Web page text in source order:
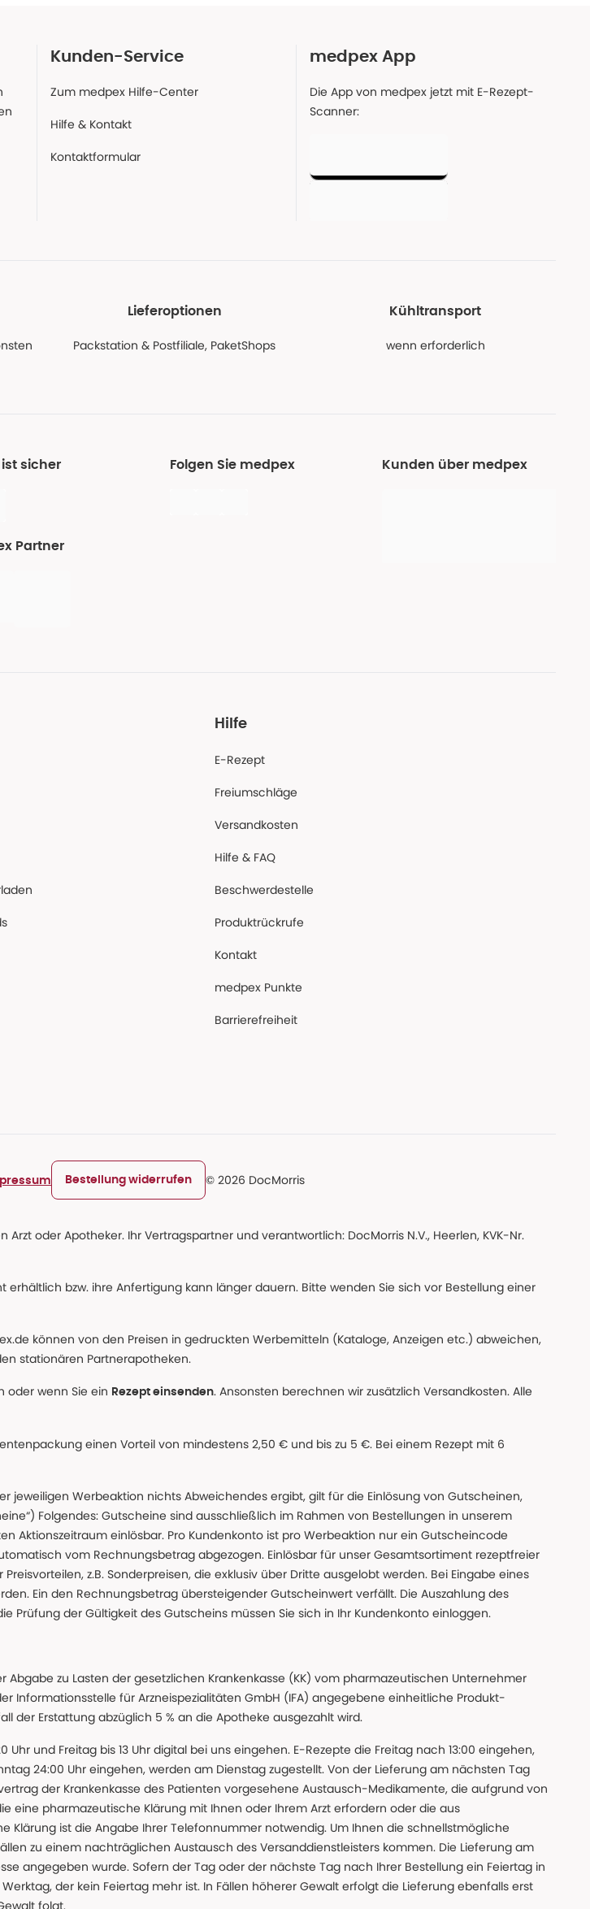
Kunden-Service
Zum medpex Hilfe-Center
Hilfe & Kontakt
Kontaktformular
medpex App
Die App von medpex jetzt mit E-Rezept-
Scanner:
Lieferoptionen
Packstation & Postfiliale, PaketShops
Kühltransport
wenn erforderlich
ist sicher
Partner
Folgen Sie medpex Kunden über medpex
Hilfe
E-Rezept
Freiumschläge
Versandkosten
Hilfe & FAQ
Beschwerdestelle
Produktrückrufe
Kontakt
medpex Punkte
Barrierefreiheit
Bestellung widerrufen © 2026 DocMorris
oder Apotheker. Ihr Vertragspartner und verantwortlich: DocMorris N.V., Heerlen, KVK-Nr.
bzw. ihre Anfertigung kann länger dauern. Bitte wenden Sie sich vor Bestellung einer
können von den Preisen in gedruckten Werbemitteln (Kataloge, Anzeigen etc.) abweichen,
stationären Partnerapotheken.
oder wenn Sie ein Rezept einsenden. Ansonsten berechnen wir zusätzlich Versandkosten. Alle
einen Vorteil von mindestens 2,50 € und bis zu 5 €. Bei einem Rezept mit 6
Werbeaktion nichts Abweichendes ergibt, gilt für die Einlösung von Gutscheinen,
Folgendes: Gutscheine sind ausschließlich im Rahmen von Bestellungen in unserem
Aktionszeitraum einlösbar. Pro Kundenkonto ist pro Werbeaktion nur ein Gutscheincode
vom Rechnungsbetrag abgezogen. Einlösbar für unser Gesamtsortiment rezeptfreier
z.B. Sonderpreisen, die exklusiv über Dritte ausgelobt werden. Bei Eingabe eines
Ein den Rechnungsbetrag übersteigender Gutscheinwert verfällt. Die Auszahlung des
Prüfung der Gültigkeit des Gutscheins müssen Sie sich in Ihr Kundenkonto einloggen.
Abgabe zu Lasten der gesetzlichen Krankenkasse (KK) vom pharmazeutischen Unternehmer
Informationsstelle für Arzneispezialitäten GmbH (IFA) angegebene einheitliche Produkt-
der Erstattung abzüglich 5 % an die Apotheke ausgezahlt wird.
und Freitag bis 13 Uhr digital bei uns eingehen. E-Rezepte die Freitag nach 13:00 eingehen,
24:00 Uhr eingehen, werden am Dienstag zugestellt. Von der Lieferung am nächsten Tag
der Krankenkasse des Patienten vorgesehene Austausch-Medikamente, die aufgrund von
eine pharmazeutische Klärung mit Ihnen oder Ihrem Arzt erfordern oder die aus
ist die Angabe Ihrer Telefonnummer notwendig. Um Ihnen die schnellstmögliche
zu einem nachträglichen Austausch des Versanddienstleisters kommen. Die Lieferung am
angegeben wurde. Sofern der Tag oder der nächste Tag nach Ihrer Bestellung ein Feiertag in
der kein Feiertag mehr ist. In Fällen höherer Gewalt erfolgt die Lieferung ebenfalls erst